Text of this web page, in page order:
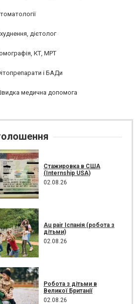
дієтолог
КТ, МРТ
і БАДи
медична допомога
Стажировка в США
(Internship USA)
02.08.26
Au pair Іспанія (робота з
дітьми)
02.08.26
Робота з дітьми в
Великої Британії
02.08.26